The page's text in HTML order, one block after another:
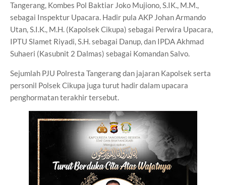
Tangerang, Kombes Pol Baktiar Joko Mujiono, S.IK., M.M.,
sebagai Inspektur Upacara. Hadir pula AKP Johan Armando
Utan, S.I.K., M.H. (Kapolsek Cikupa) sebagai Perwira Upacara,
IPTU Slamet Riyadi, S.H. sebagai Danup, dan IPDA Akhmad
Suhaeri (Kasubnit 2 Dalmas) sebagai Komandan Salvo.
Sejumlah PJU Polresta Tangerang dan jajaran Kapolsek serta
personil Polsek Cikupa juga turut hadir dalam upacara
penghormatan terakhir tersebut.